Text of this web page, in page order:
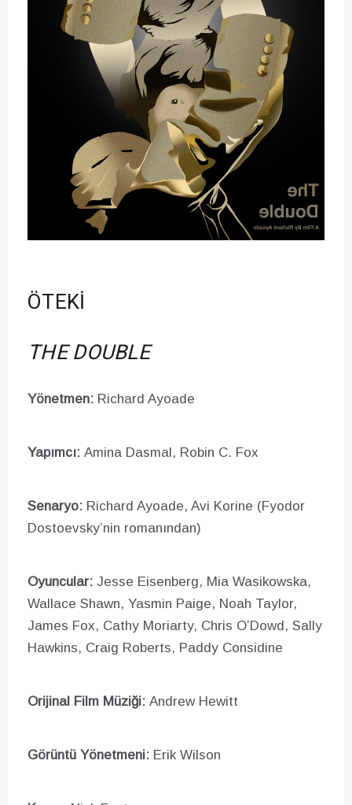
ÖTEKİ
THE DOUBLE
Yönetmen: Richard Ayoade
Yapımcı: Amina Dasmal, Robin C. Fox
Senaryo: Richard Ayoade, Avi Korine (Fyodor
Dostoevsky’nin romanından)
Oyuncular: Jesse Eisenberg, Mia Wasikowska,
Wallace Shawn, Yasmin Paige, Noah Taylor,
James Fox, Cathy Moriarty, Chris O’Dowd, Sally
Hawkins, Craig Roberts, Paddy Considine
Orijinal Film Müziği: Andrew Hewitt
Görüntü Yönetmeni: Erik Wilson